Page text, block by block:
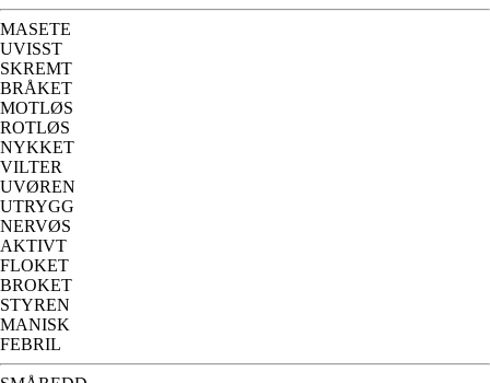
MASETE
UVISST
SKREMT
BRÅKET
MOTLØS
ROTLØS
NYKKET
VILTER
UVØREN
UTRYGG
NERVØS
AKTIVT
FLOKET
BROKET
STYREN
MANISK
FEBRIL